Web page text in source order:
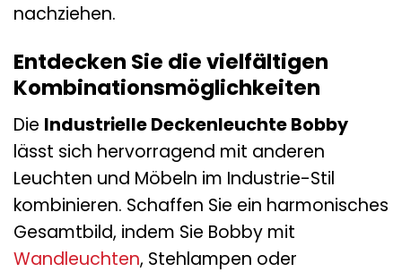
nachziehen.
Entdecken Sie die vielfältigen
Kombinationsmöglichkeiten
Die Industrielle Deckenleuchte Bobby
lässt sich hervorragend mit anderen
Leuchten und Möbeln im Industrie-Stil
kombinieren. Schaffen Sie ein harmonisches
Gesamtbild, indem Sie Bobby mit
Wandleuchten, Stehlampen oder